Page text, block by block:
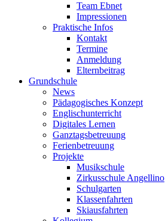
Team Ebnet
Impressionen
Praktische Infos
Kontakt
Termine
Anmeldung
Elternbeitrag
Grundschule
News
Pädagogisches Konzept
Englischunterricht
Digitales Lernen
Ganztagsbetreuung
Ferienbetreuung
Projekte
Musikschule
Zirkusschule Angellino
Schulgarten
Klassenfahrten
Skiausfahrten